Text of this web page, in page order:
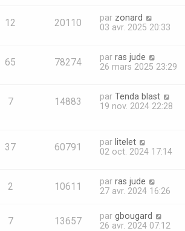
12 20110 par zonard
03 avr. 2025 20:33
65 78274 par ras jude
26 mars 2025 23:29
7 14883 par Tenda blast
19 nov. 2024 22:28
37 60791 par litelet
02 oct. 2024 17:14
2 10611 par ras jude
27 avr. 2024 16:26
7 13657 par gbougard
26 avr. 2024 07:12